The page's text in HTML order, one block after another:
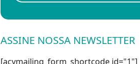
ASSINE NOSSA NEWSLETTER
[acymailing_form_shortcode id="1"]